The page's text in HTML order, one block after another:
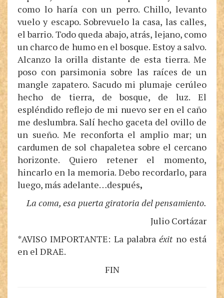
como lo haría con un perro. Chillo, levanto
vuelo y escapo. Sobrevuelo la casa, las calles,
el barrio. Todo queda abajo, atrás, lejano, como
un charco de humo en el bosque. Estoy a salvo.
Alcanzo la orilla distante de esta tierra. Me
poso con parsimonia sobre las raíces de un
mangle zapatero. Sacudo mi plumaje cerúleo
hecho de tierra, de bosque, de luz. El
espléndido reflejo de mi nuevo ser en el caño
me deslumbra. Salí hecho gaceta del ovillo de
un sueño. Me reconforta el amplio mar; un
cardumen de sol chapaletea sobre el cercano
horizonte. Quiero retener el momento,
hincarlo en la memoria. Debo recordarlo, para
luego, más adelante…después,
La coma, esa puerta giratoria del pensamiento.
Julio Cortázar
*AVISO IMPORTANTE: La palabraéxitno está
en el DRAE.
FIN